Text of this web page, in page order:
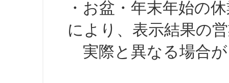
・お盆・年末年始の
により、表示結果の
実際と異なる場合が